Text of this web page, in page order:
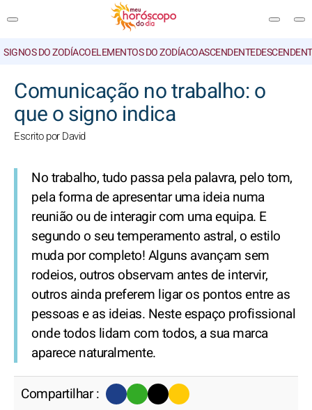
SIGNOS DO ZODÍACOELEMENTOS DO ZODÍACOASCENDENTE
Comunicação no trabalho: o
que o signo indica
Escrito por David
No trabalho, tudo passa pela palavra, pelo tom,
pela forma de apresentar uma ideia numa
reunião ou de interagir com uma equipa. E
segundo o seu temperamento astral, o estilo
muda por completo! Alguns avançam sem
rodeios, outros observam antes de intervir,
outros ainda preferem ligar os pontos entre as
pessoas e as ideias. Neste espaço profissional
onde todos lidam com todos, a sua marca
aparece naturalmente.
Compartilhar :